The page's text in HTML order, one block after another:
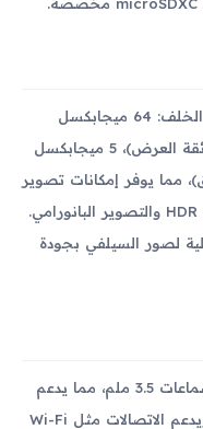
يتميز هذا الجهاز بنظام كاميرا رباعية في الخلف: 64 ميجابكسل
(عدسة واسعة)، 12 ميجابكسل (عدسة فائقة العرض)، 5 ميجابكسل
عمق)، مما يوفر إمكانات تصوير
مميزة بما في ذلك الفلاش LED وخيارات HDR والتصوير البانورامي.
ميجابكسل، مثالية لصور السيلفي بجودة
يحتوي الجهاز على مكبر صوت ومدخل سماعات 3.5 ملم، مما يدعم
تشغيل الموسيقى والمكالمات بسهولة. ويدعم الاتصالات مثل Wi-Fi